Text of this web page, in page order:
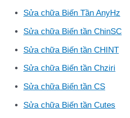
Sửa chữa Biến Tần AnyHz
Sửa chữa Biến tần ChinSC
Sửa chữa Biến tần CHINT
Sửa chữa Biến tần Chziri
Sửa chữa Biến tần CS
Sửa chữa Biến tần Cutes